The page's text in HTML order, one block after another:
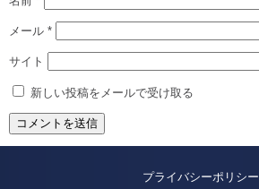
メール *
サイト
新しい投稿をメールで受け取る
プライバシーポリシー